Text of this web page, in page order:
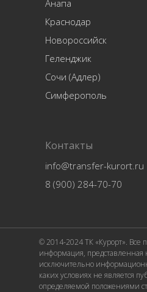
Анапа
Краснодар
Новороссийск
Геленджик
Сочи (Адлер)
Симферополь
Контакты
info@transfer-kurort.ru
8 (900) 284-70-70
© 2014-2024 ТК «Курорт».
информация, представленная
исключительно
каких условиях не является
определяемой положениями